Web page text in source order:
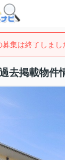
集は終了しまし
去掲載物件